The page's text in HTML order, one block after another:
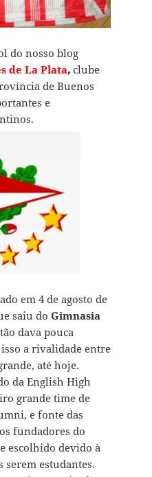
do nosso blog
de La Plata, clube
de Buenos
e
em 4 de agosto de
saiu do Gimnasia
dava pouca
a rivalidade entre
até hoje.
da English High
grande time de
e fonte das
fundadores do
escolhido devido à
estudantes.